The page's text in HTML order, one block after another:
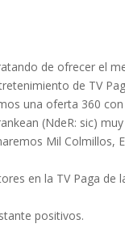
de ofrecer el
de TV
una oferta 360
(NdeR: sic)
Mil Colmillos,
en la TV Paga
positivos.